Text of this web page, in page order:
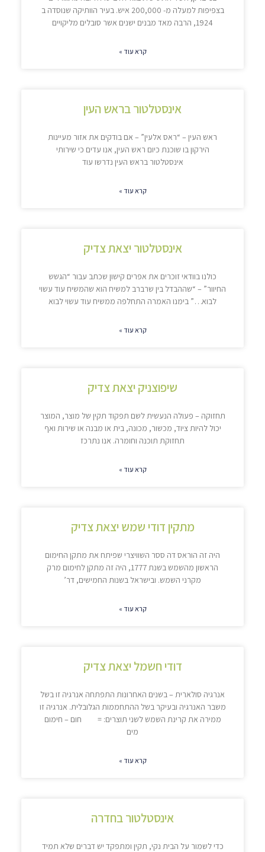
בצפיפות למעלה מ- 200,000 איש. בעיר הוותיקה שנוסדה ב
1924, הרבה מאד מבנים ישנים אשר סובלים מליקויים
קרא עוד »
אינסטלטור בראש העין
ראש העין – “ראס אלעין” – אם בודקים את אזור מעיינות
הירקון בו שוכנת כיום ראש העין, אנו עדים כי שירותי
אינסטלטור בראש העין נדרשו עוד
קרא עוד »
אינסטלטור יצאת צדיק
כולנו בוודאי זוכרים את אפרים קישון שכתב עבור “הגשש
החיוור” – “שההבדל בין שרברב למשיח הוא שהמשיח עוד עשוי
לבוא…” בימנו האמרה התחלפה ממשיח עוד עשוי לבוא
קרא עוד »
שיפוצניק יצאת צדיק
תחזוקה – פעולה הנעשית לשם תפקוד תקין של מוצר, המוצר
יכול להיות ציוד, מכשור, מכונה, בית או מבנה או שירות ואף
תחזוקת תוכנה וחומרה. אנו נתרכז
קרא עוד »
מתקין דודי שמש יצאת צדיק
היה זה הוראס דה ססר השוויצרי שפיתח את מתקן החימום
הראשון מהשמש בשנת 1777, היה זה מתקן לחימום מרק
מקרני השמש. ובישראל בשנות החמישים, דר’
קרא עוד »
דודי חשמל יצאת צדיק
אנרגיה סולארית – בשנים האחרונות התפתחה אנרגיה זו בשל
משבר האנרגיה ובעיקר בשל ההתחממות הגלובלית. אנרגיה זו
ממירה את קרינת השמש לשני תוצרים: = חום – חימום
מים
קרא עוד »
אינסטלטור בחדרה
כדי לשמור על הבית נקי, תקין ומתפקד יש דברים שלא תמיד